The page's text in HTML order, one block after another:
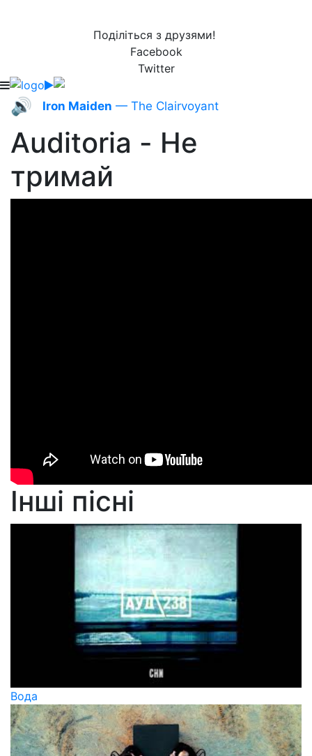
Поділіться з друзями!
Facebook
Twitter
🔊 Iron Maiden — The Clairvoyant
Auditoria - Не
тримай
Інші пісні
Вода